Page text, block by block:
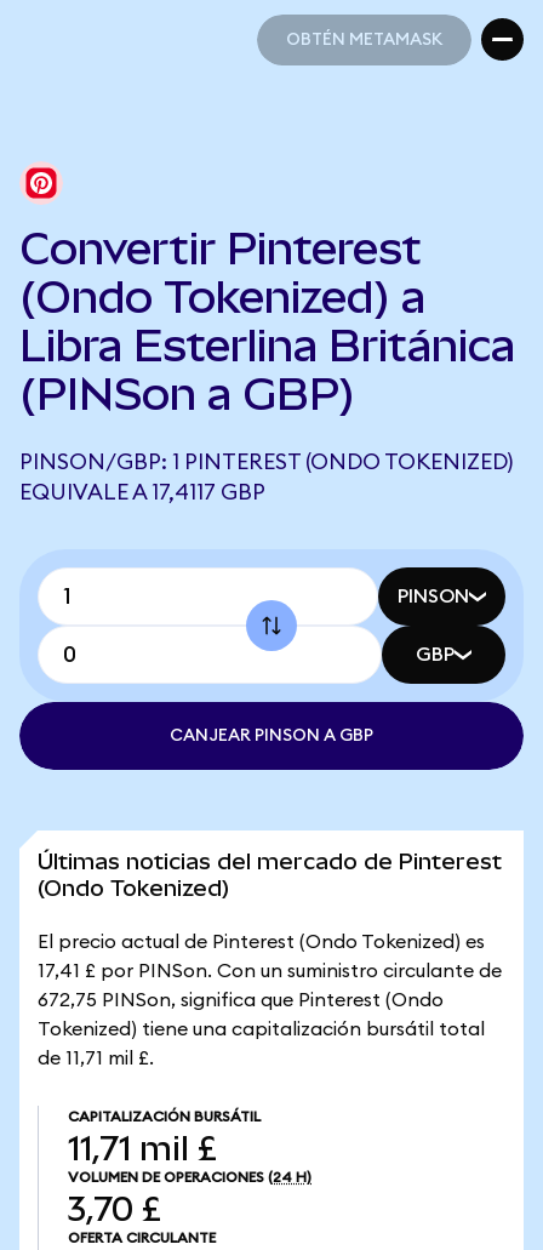
OBTÉN METAMASK
Convertir Pinterest
(Ondo Tokenized) a
Libra Esterlina Británica
(PINSon a GBP)
PINSON/GBP: 1 PINTEREST (ONDO TOKENIZED)
EQUIVALE A 17,4117 GBP
PINSON
GBP
CANJEAR PINSON A GBP
Últimas noticias del mercado de Pinterest
(Ondo Tokenized)
El precio actual de Pinterest (Ondo Tokenized) es
17,41 £ por PINSon. Con un suministro circulante de
672,75 PINSon, significa que Pinterest (Ondo
Tokenized) tiene una capitalización bursátil total
de 11,71 mil £.
CAPITALIZACIÓN BURSÁTIL
11,71 mil £
VOLUMEN DE OPERACIONES (24 H)
3,70 £
OFERTA CIRCULANTE